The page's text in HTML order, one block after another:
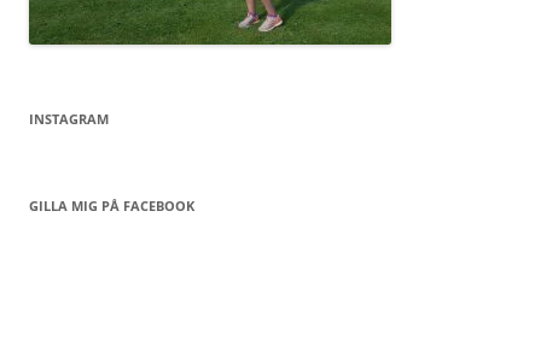
INSTAGRAM
GILLA MIG PÅ FACEBOOK